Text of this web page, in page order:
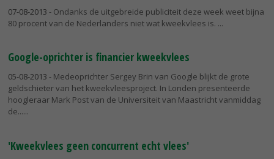
07-08-2013 - Ondanks de uitgebreide publiciteit deze week weet bijna
80 procent van de Nederlanders niet wat kweekvlees is.
Google-oprichter is financier kweekvlees
05-08-2013 - Medeoprichter Sergey Brin van Google blijkt de grote
geldschieter van het kweekvleesproject. In Londen presenteerde
hoogleraar Mark Post van de Universiteit van Maastricht vanmiddag
de...
'Kweekvlees geen concurrent echt vlees'